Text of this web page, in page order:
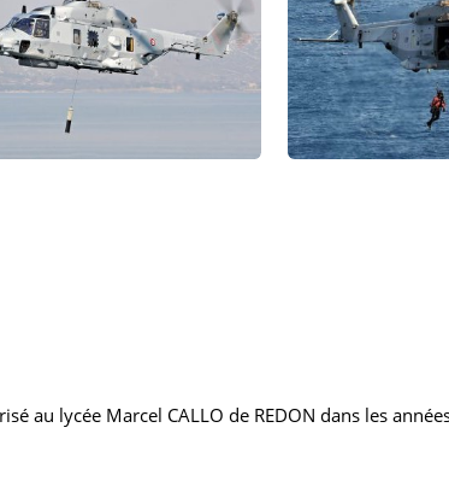
au lycée Marcel CALLO de REDON dans les